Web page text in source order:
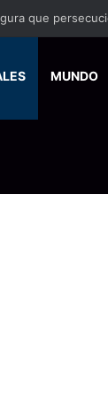
circular
MUNDO